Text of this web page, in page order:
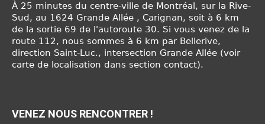
À 25 minutes du centre-ville de Montréal, sur la Rive-
Sud, au 1624 Grande Allée , Carignan, soit à 6 km
de la sortie 69 de l'autoroute 30. Si vous venez de la
route 112, nous sommes à 6 km par Bellerive,
direction Saint-Luc., intersection Grande Allée (voir
carte de localisation dans section contact).
VENEZ NOUS RENCONTRER !